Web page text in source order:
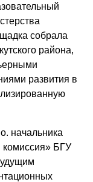
собрала
района,
развития в
начальника
БГУ